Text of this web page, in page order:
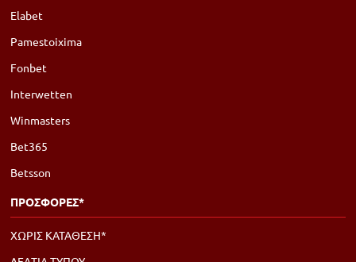
Elabet
Pamestoixima
Fonbet
Interwetten
Winmasters
Bet365
Betsson
ΠΡΟΣΦΟΡΕΣ*
ΧΩΡΙΣ ΚΑΤΑΘΕΣΗ*